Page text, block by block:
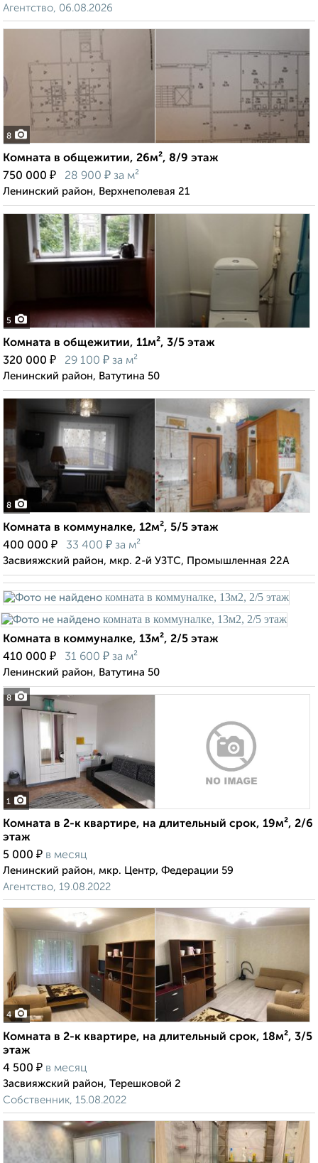
Агентство, 06.08.2026
8
Комната в общежитии, 26м², 8/9 этаж
750 000 ₽ 28 900 ₽ за м²
Ленинский район, Верхнеполевая 21
5
Комната в общежитии, 11м², 3/5 этаж
320 000 ₽ 29 100 ₽ за м²
Ленинский район, Ватутина 50
8
Комната в коммуналке, 12м², 5/5 этаж
400 000 ₽ 33 400 ₽ за м²
Засвияжский район, мкр. 2-й УЗТС, Промышленная 22А
8
Комната в коммуналке, 13м², 2/5 этаж
410 000 ₽ 31 600 ₽ за м²
Ленинский район, Ватутина 50
1
Комната в 2-к квартире, на длительный срок, 19м², 2/6
этаж
5 000 ₽ в месяц
Ленинский район, мкр. Центр, Федерации 59
Агентство, 19.08.2022
4
Комната в 2-к квартире, на длительный срок, 18м², 3/5
этаж
4 500 ₽ в месяц
Засвияжский район, Терешковой 2
Собственник, 15.08.2022